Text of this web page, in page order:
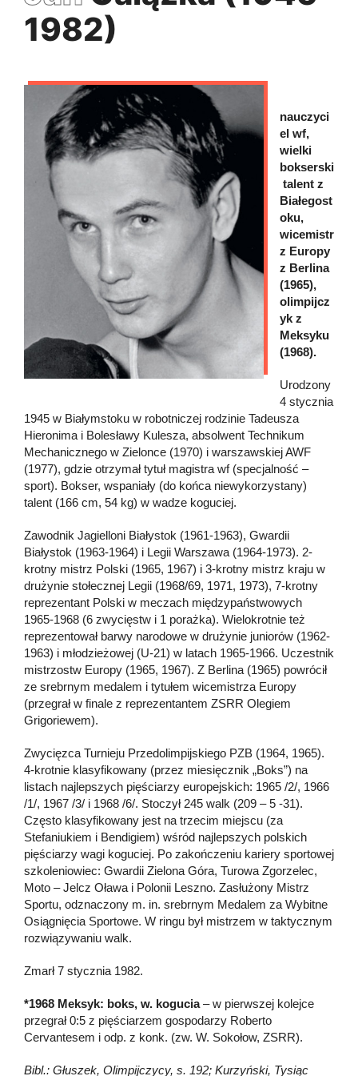
1982)
nauczyci
el wf,
wielki
bokserski
talent z
Białegost
oku,
wicemistr
z Europy
z Berlina
(1965),
olimpijcz
yk z
Meksyku
(1968).
Urodzony
4 stycznia
1945 w Białymstoku w robotniczej rodzinie Tadeusza
Hieronima i Bolesławy Kulesza, absolwent Technikum
Mechanicznego w Zielonce (1970) i warszawskiej AWF
(1977), gdzie otrzymał tytuł magistra wf (specjalność –
sport). Bokser, wspaniały (do końca niewykorzystany)
talent (166 cm, 54 kg) w wadze koguciej.
Zawodnik Jagielloni Białystok (1961-1963), Gwardii
Białystok (1963-1964) i Legii Warszawa (1964-1973). 2-
krotny mistrz Polski (1965, 1967) i 3-krotny mistrz kraju w
drużynie stołecznej Legii (1968/69, 1971, 1973), 7-krotny
reprezentant Polski w meczach międzypaństwowych
1965-1968 (6 zwycięstw i 1 porażka). Wielokrotnie też
reprezentował barwy narodowe w drużynie juniorów (1962-
1963) i młodzieżowej (U-21) w latach 1965-1966. Uczestnik
mistrzostw Europy (1965, 1967). Z Berlina (1965) powrócił
ze srebrnym medalem i tytułem wicemistrza Europy
(przegrał w finale z reprezentantem ZSRR Olegiem
Grigoriewem).
Zwycięzca Turnieju Przedolimpijskiego PZB (1964, 1965).
4-krotnie klasyfikowany (przez miesięcznik „Boks”) na
listach najlepszych pięściarzy europejskich: 1965 /2/, 1966
/1/, 1967 /3/ i 1968 /6/. Stoczył 245 walk (209 – 5 -31).
Często klasyfikowany jest na trzecim miejscu (za
Stefaniukiem i Bendigiem) wśród najlepszych polskich
pięściarzy wagi koguciej. Po zakończeniu kariery sportowej
szkoleniowiec: Gwardii Zielona Góra, Turowa Zgorzelec,
Moto – Jelcz Oława i Polonii Leszno. Zasłużony Mistrz
Sportu, odznaczony m. in. srebrnym Medalem za Wybitne
Osiągnięcia Sportowe. W ringu był mistrzem w taktycznym
rozwiązywaniu walk.
Zmarł 7 stycznia 1982.
*1968 Meksyk: boks, w. kogucia– w pierwszej kolejce
przegrał 0:5 z pięściarzem gospodarzy Roberto
Cervantesem i odp. z konk. (zw. W. Sokołow, ZSRR).
Bibl.: Głuszek, Olimpijczycy, s. 192; Kurzyński, Tysiąc